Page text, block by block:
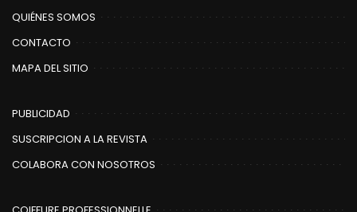
QUIÉNES SOMOS
CONTACTO
MAPA DEL SITIO
PUBLICIDAD
SUSCRIPCION A LA REVISTA
COLABORA CON NOSOTROS